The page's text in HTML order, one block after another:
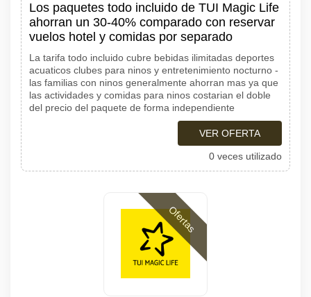
Los paquetes todo incluido de TUI Magic Life
ahorran un 30-40% comparado con reservar
vuelos hotel y comidas por separado
La tarifa todo incluido cubre bebidas ilimitadas deportes
acuaticos clubes para ninos y entretenimiento nocturno -
las familias con ninos generalmente ahorran mas ya que
las actividades y comidas para ninos costarian el doble
del precio del paquete de forma independiente
VER OFERTA
0 veces utilizado
Ofertas